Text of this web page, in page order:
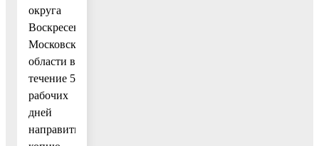
округа
Воскресенск
Московской
области в
течение 5
рабочих
дней
направить